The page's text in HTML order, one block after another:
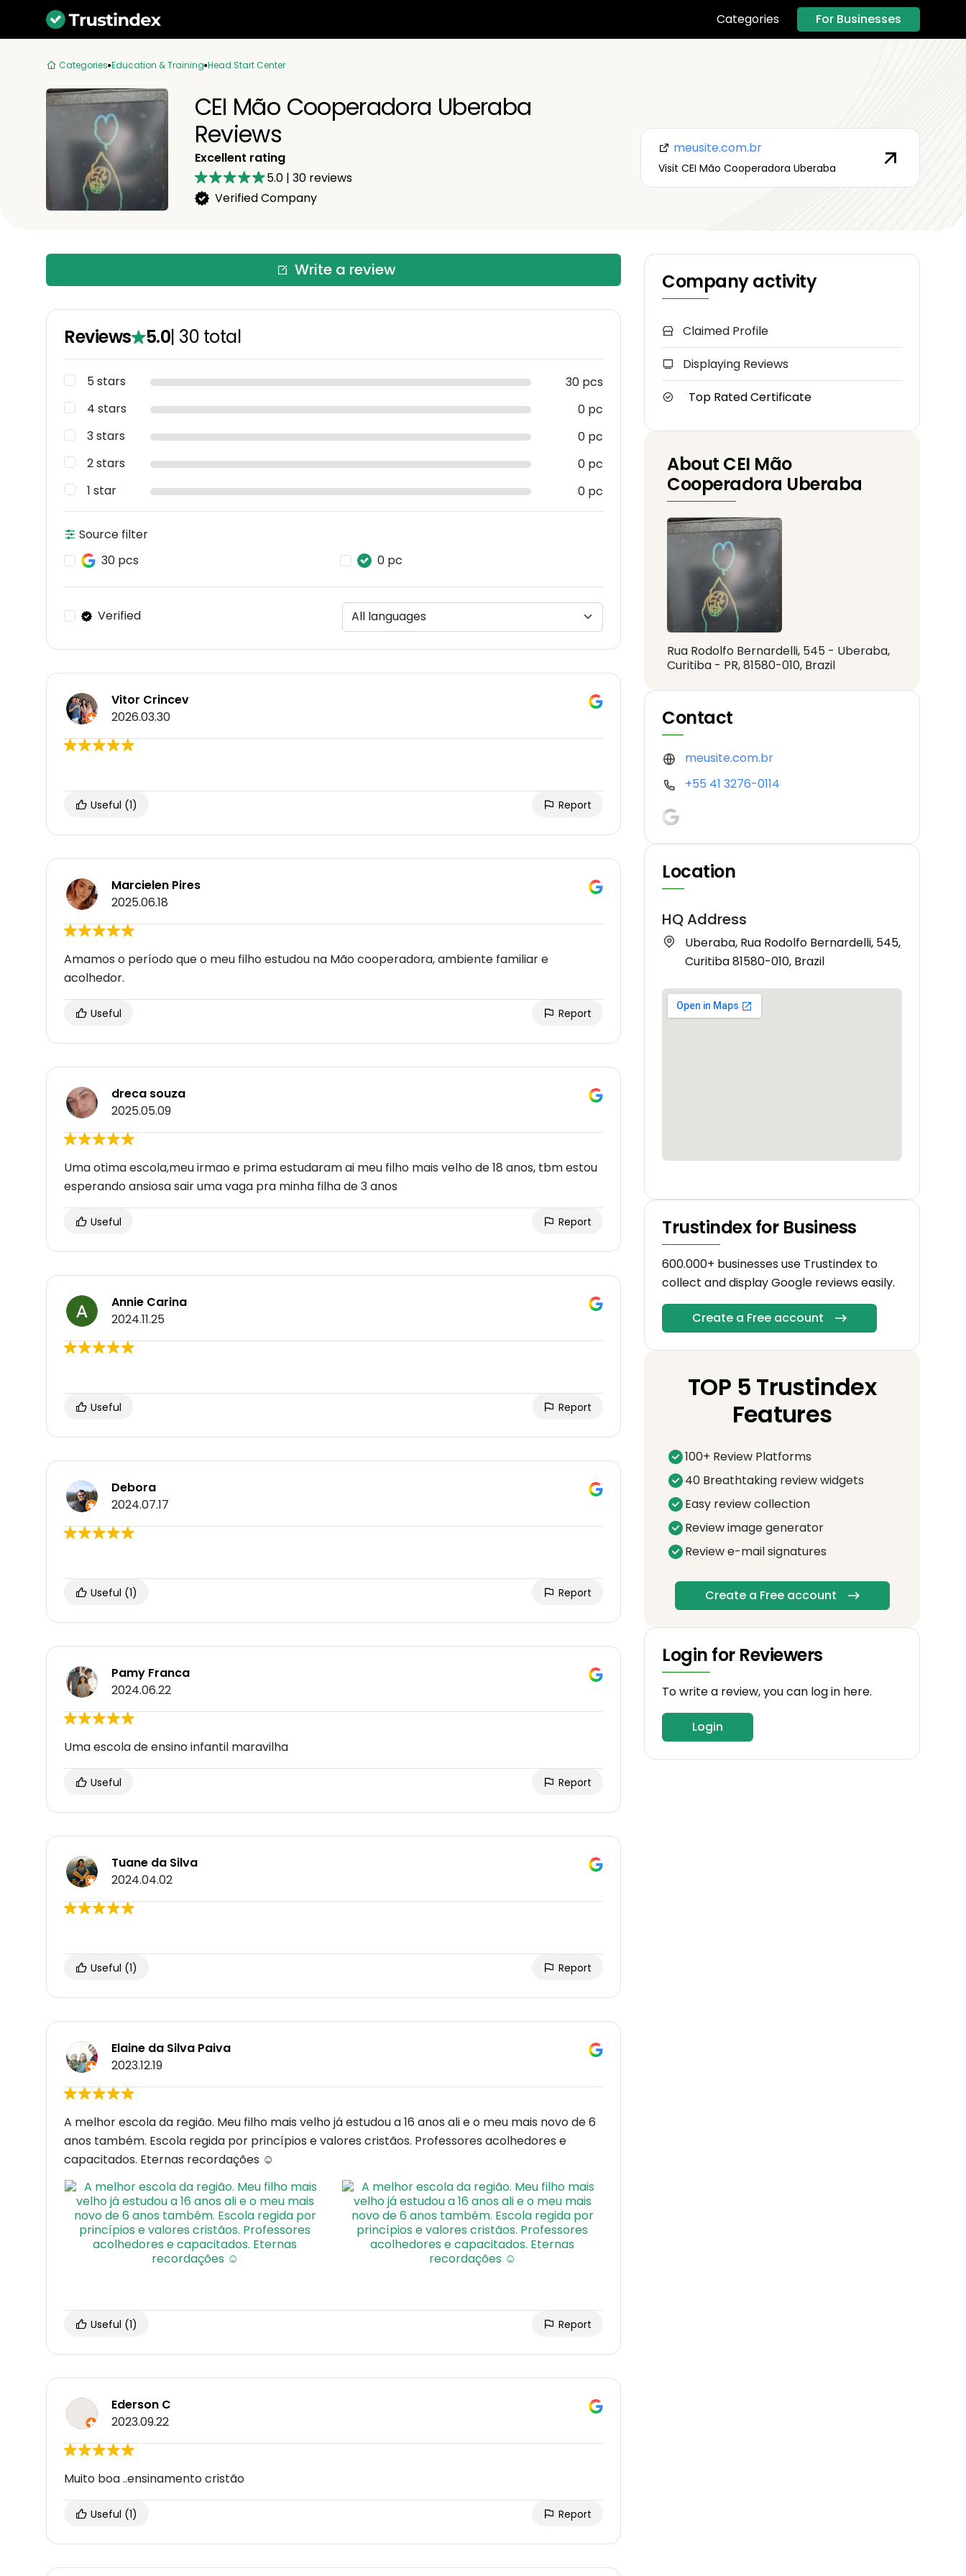
Categories For Businesses
Categories Education & Training Head Start Center
CEI Mão Cooperadora Uberaba
Reviews
Excellent rating
5.0 | 30reviews
Verified Company
meusite.com.br
Visit CEI Mão Cooperadora Uberaba
Write a review
Reviews 5.0| 30 total
5 stars
30 pcs
4 stars
0 pc
3 stars
0 pc
2 stars
0 pc
1 star
0 pc
Source filter
30 pcs
0 pc
Verified
Vitor Crincev
2026.03.30
Useful (1) Report
Marcielen Pires
2025.06.18
Amamos o período que o meu filho estudou na Mão cooperadora, ambiente familiar e
acolhedor.
Useful Report
dreca souza
2025.05.09
Uma otima escola,meu irmao e prima estudaram ai meu filho mais velho de 18 anos, tbm estou
esperando ansiosa sair uma vaga pra minha filha de 3 anos
Useful Report
Annie Carina
2024.11.25
Useful Report
Debora
2024.07.17
Useful (1) Report
Pamy Franca
2024.06.22
Uma escola de ensino infantil maravilha
Useful Report
Tuane da Silva
2024.04.02
Useful (1) Report
Elaine da Silva Paiva
2023.12.19
A melhor escola da região. Meu filho mais velho já estudou a 16 anos ali e o meu mais novo de 6
anos também. Escola regida por princípios e valores cristãos. Professores acolhedores e
capacitados. Eternas recordações ☺️
Useful (1) Report
Ederson C
2023.09.22
Muito boa ..ensinamento cristão
Useful (1) Report
Company activity
Claimed Profile
Displaying Reviews
Top Rated Certificate
About CEI Mão
Cooperadora Uberaba
Rua Rodolfo Bernardelli, 545 - Uberaba,
Curitiba - PR, 81580-010, Brazil
Contact
meusite.com.br
+55 41 3276-0114
Location
HQ Address
Uberaba, Rua Rodolfo Bernardelli, 545,
Curitiba 81580-010, Brazil
Trustindex for Business
600.000+ businesses use Trustindex to
collect and display Google reviews easily.
Create a Free account
TOP 5 Trustindex
Features
100+ Review Platforms
40 Breathtaking review widgets
Easy review collection
Review image generator
Review e-mail signatures
Create a Free account
Login for Reviewers
To write a review, you can log in here.
Login